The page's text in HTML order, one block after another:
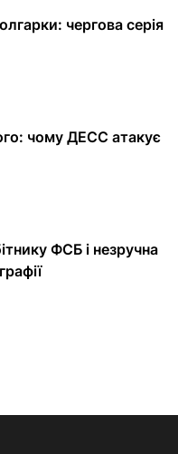
чергова серія
чому ДЕСС атакує
ФСБ і незручна